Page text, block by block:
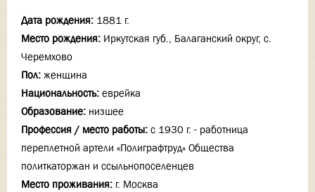
Дата рождения: 1881 г.
Место рождения: Иркутская губ., Балаганский округ, с.
Черемхово
Пол: женщина
Национальность: еврейка
Образование: низшее
Профессия / место работы: с 1930 г. - работница
переплетной артели «Полиграфтруд» Общества
политкаторжан и ссыльнопоселенцев
Место проживания: г. Москва